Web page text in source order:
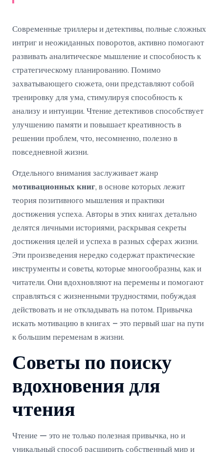
Современные триллеры и детективы, полные сложных
интриг и неожиданных поворотов, активно помогают
развивать аналитическое мышление и способность к
стратегическому планированию. Помимо
захватывающего сюжета, они представляют собой
тренировку для ума, стимулируя способность к
анализу и интуиции. Чтение детективов способствует
улучшению памяти и повышает креативность в
решении проблем, что, несомненно, полезно в
повседневной жизни.
Отдельного внимания заслуживает жанр
мотивационных книг, в основе которых лежит
теория позитивного мышления и практики
достижения успеха. Авторы в этих книгах детально
делятся личными историями, раскрывая секреты
достижения целей и успеха в разных сферах жизни.
Эти произведения нередко содержат практические
инструменты и советы, которые многообразны, как и
читатели. Они вдохновляют на перемены и помогают
справляться с жизненными трудностями, побуждая
действовать и не откладывать на потом. Привычка
искать мотивацию в книгах – это первый шаг на пути
к большим переменам в жизни.
Советы по поиску
вдохновения для
чтения
Чтение — это не только полезная привычка, но и
уникальный способ расширить собственный мир и